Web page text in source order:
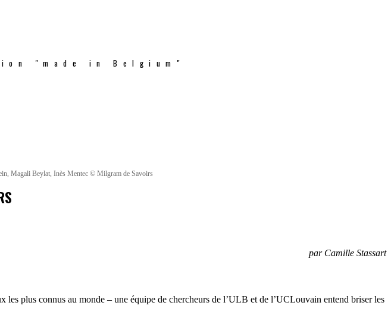
"made in Belgium"
Magali Beylat, Inès Mentec © Milgram de Savoirs
par Camille Stassart
les plus connus au monde – une équipe de chercheurs de l’ULB et de l’UCLouvain entend briser les